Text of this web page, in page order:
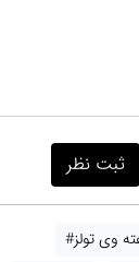
وی تولز#